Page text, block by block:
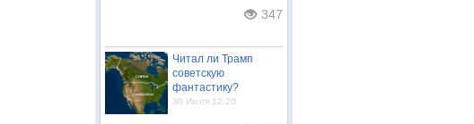
347
Читал ли Трамп
советскую
фантастику?
30 Июля 12:20